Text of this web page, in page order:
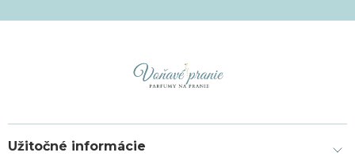
Užitočné informácie